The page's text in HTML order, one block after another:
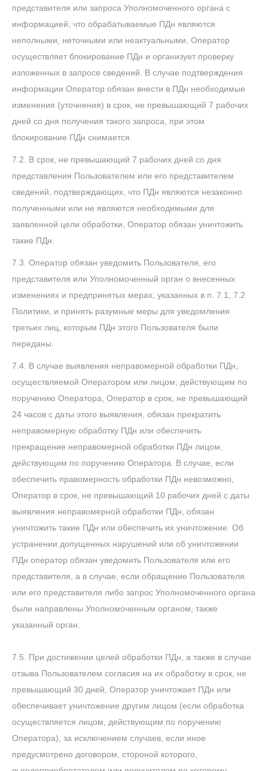
представителя или запроса Уполномоченного органа с
информацией, что обрабатываемые ПДн являются
неполными, неточными или неактуальными, Оператор
осуществляет блокирование ПДн и организует проверку
изложенных в запросе сведений. В случае подтверждения
информации Оператор обязан внести в ПДн необходимые
изменения (уточнения) в срок, не превышающий 7 рабочих
дней со дня получения такого запроса, при этом
блокирование ПДн снимается.
7.2. В срок, не превышающий 7 рабочих дней со дня
представления Пользователем или его представителем
сведений, подтверждающих, что ПДн являются незаконно
полученными или не являются необходимыми для
заявленной цели обработки, Оператор обязан уничтожить
такие ПДн.
7.3. Оператор обязан уведомить Пользователя, его
представителя или Уполномоченный орган о внесенных
изменениях и предпринятых мерах, указанных в п. 7.1, 7.2
Политики, и принять разумные меры для уведомления
третьих лиц, которым ПДн этого Пользователя были
переданы.
7.4. В случае выявления неправомерной обработки ПДн,
осуществляемой Оператором или лицом, действующим по
поручению Оператора, Оператор в срок, не превышающий
24 часов с даты этого выявления, обязан прекратить
неправомерную обработку ПДн или обеспечить
прекращение неправомерной обработки ПДн лицом,
действующим по поручению Оператора. В случае, если
обеспечить правомерность обработки ПДн невозможно,
Оператор в срок, не превышающий 10 рабочих дней с даты
выявления неправомерной обработки ПДн, обязан
уничтожить такие ПДн или обеспечить их уничтожение. Об
устранении допущенных нарушений или об уничтожении
ПДн оператор обязан уведомить Пользователя или его
представителя, а в случае, если обращение Пользователя
или его представителя либо запрос Уполномоченного органа
были направлены Уполномоченным органом, также
указанный орган.
7.5. При достижении целей обработки ПДн, а также в случае
отзыва Пользователем согласия на их обработку в срок, не
превышающий 30 дней, Оператор уничтожает ПДн или
обеспечивает уничтожение другим лицом (если обработка
осуществляется лицом, действующим по поручению
Оператора), за исключением случаев, если иное
предусмотрено договором, стороной которого,